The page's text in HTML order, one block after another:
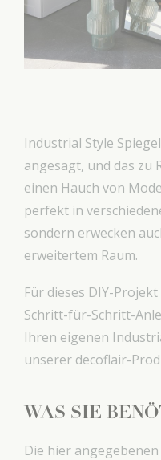
Industrial Style
angesagt, und das zu
einen Hauch von
perfekt in
sondern erwecken
erweitertem Raum.
Für dieses DIY-
Schritt-für-Schritt-
Ihren eigenen
unserer decoflair-
WAS SIE
Die hier